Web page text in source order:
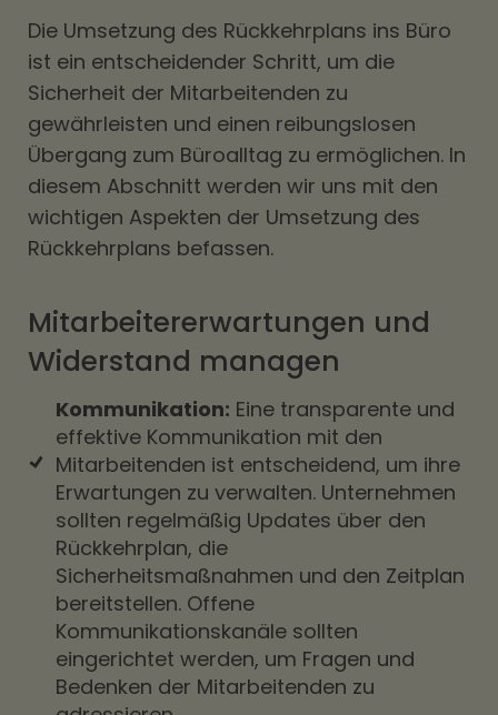
Die Umsetzung des Rückkehrplans ins Büro
ist ein entscheidender Schritt, um die
Sicherheit der Mitarbeitenden zu
gewährleisten und einen reibungslosen
Übergang zum Büroalltag zu ermöglichen. In
diesem Abschnitt werden wir uns mit den
wichtigen Aspekten der Umsetzung des
Rückkehrplans befassen.
Mitarbeitererwartungen und
Widerstand managen
Kommunikation: Eine transparente und
effektive Kommunikation mit den
Mitarbeitenden ist entscheidend, um ihre
Erwartungen zu verwalten. Unternehmen
sollten regelmäßig Updates über den
Rückkehrplan, die
Sicherheitsmaßnahmen und den Zeitplan
bereitstellen. Offene
Kommunikationskanäle sollten
eingerichtet werden, um Fragen und
Bedenken der Mitarbeitenden zu